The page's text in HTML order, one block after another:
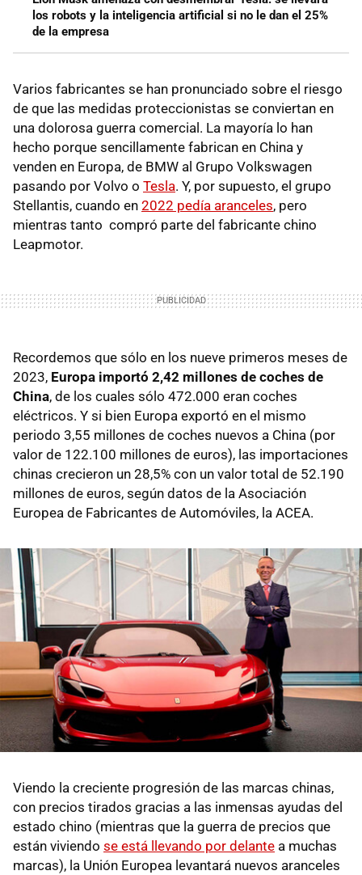
los robots y la inteligencia artificial si no le dan el 25%
de la empresa
Varios fabricantes se han pronunciado sobre el riesgo
de que las medidas proteccionistas se conviertan en
una dolorosa guerra comercial. La mayoría lo han
hecho porque sencillamente fabrican en China y
venden en Europa, de BMW al Grupo Volkswagen
pasando por Volvo o Tesla. Y, por supuesto, el grupo
Stellantis, cuando en 2022 pedía aranceles, pero
mientras tanto compró parte del fabricante chino
Leapmotor.
Recordemos que sólo en los nueve primeros meses de
2023, Europa importó 2,42 millones de coches de
China, de los cuales sólo 472.000 eran coches
eléctricos. Y si bien Europa exportó en el mismo
periodo 3,55 millones de coches nuevos a China (por
valor de 122.100 millones de euros), las importaciones
chinas crecieron un 28,5% con un valor total de 52.190
millones de euros, según datos de la Asociación
Europea de Fabricantes de Automóviles, la ACEA.
Viendo la creciente progresión de las marcas chinas,
con precios tirados gracias a las inmensas ayudas del
estado chino (mientras que la guerra de precios que
están viviendo se está llevando por delante a muchas
marcas), la Unión Europea levantará nuevos aranceles